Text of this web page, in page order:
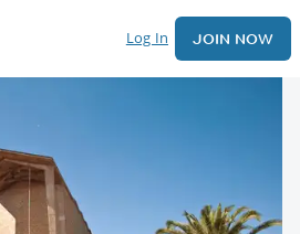
Log In JOIN NOW